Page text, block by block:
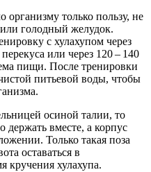
организму только пользу, не
голодный желудок.
с хулахупом через
или через 120 – 140
пищи. После тренировки
питьевой воды, чтобы
осиной талии, то
вместе, а корпус
Только такая поза
оставаться в
кручения хулахупа.